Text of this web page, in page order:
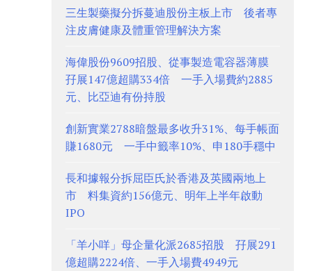
三生製藥擬分拆蔓迪股份主板上市 後者專
注皮膚健康及體重管理解決方案
海偉股份9609招股、從事製造電容器薄膜
孖展147億超購334倍 一手入場費約2885
元、比亞迪有份持股
創新實業2788暗盤最多收升31%、每手帳面
賺1680元 一手中籤率10%、申180手穩中
長和據報分拆屈臣氏於香港及英國兩地上
市 料集資約156億元、明年上半年啟動
IPO
「羊小咩」母企量化派2685招股 孖展291
億超購2224倍、一手入場費4949元